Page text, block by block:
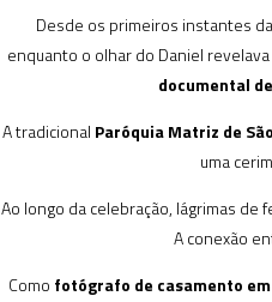
Desde os primeiros instantes
enquanto o olhar do Daniel
documental
A tradicional Paróquia Matriz de
uma
Ao longo da celebração, lágrimas
A conexão
Como fotógrafo de casamento em